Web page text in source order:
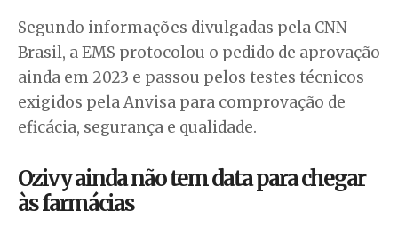
Segundo informações divulgadas pela CNN
Brasil, a EMS protocolou o pedido de aprovação
ainda em 2023 e passou pelos testes técnicos
exigidos pela Anvisa para comprovação de
eficácia, segurança e qualidade.
Ozivy ainda não tem data para chegar
às farmácias